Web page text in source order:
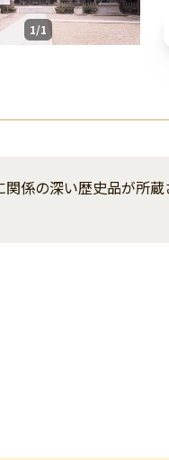
1/1
係の深い歴史品が所